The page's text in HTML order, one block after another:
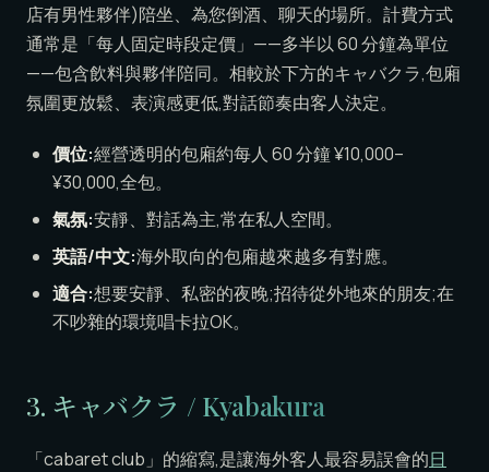
店有男性夥伴)陪坐、為您倒酒、聊天的場所。計費方式
通常是「每人固定時段定價」——多半以 60 分鐘為單位
——包含飲料與夥伴陪同。相較於下方的キャバクラ,包廂
氛圍更放鬆、表演感更低,對話節奏由客人決定。
價位:經營透明的包廂約每人 60 分鐘 ¥10,000–
¥30,000,全包。
氣氛:安靜、對話為主,常在私人空間。
英語/中文:海外取向的包廂越來越多有對應。
適合:想要安靜、私密的夜晚;招待從外地來的朋友;在
不吵雜的環境唱卡拉OK。
3. キャバクラ / Kyabakura
「cabaret club」的縮寫,是讓海外客人最容易誤會的日